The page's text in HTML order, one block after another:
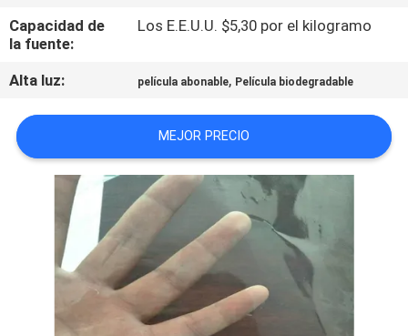
NOTICIAS
SOLICITAR
UNA CITA
MAPA
PRIVACY
POLICY
Capacidad de
la fuente:
Los E.E.U.U. $5,30 por el kilogramo
Alta luz: película abonable, Película biodegradable
MEJOR PRECIO